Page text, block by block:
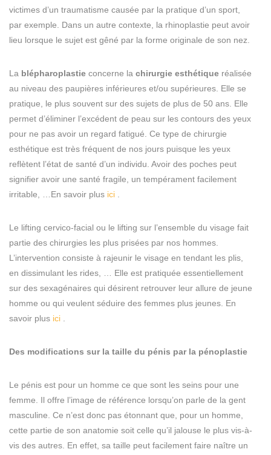
victimes d’un traumatisme causée par la pratique d’un sport,
par exemple. Dans un autre contexte, la rhinoplastie peut avoir
lieu lorsque le sujet est gêné par la forme originale de son nez.
La blépharoplastie concerne la chirurgie esthétique réalisée
au niveau des paupières inférieures et/ou supérieures. Elle se
pratique, le plus souvent sur des sujets de plus de 50 ans. Elle
permet d’éliminer l’excédent de peau sur les contours des yeux
pour ne pas avoir un regard fatigué. Ce type de chirurgie
esthétique est très fréquent de nos jours puisque les yeux
reflètent l’état de santé d’un individu. Avoir des poches peut
signifier avoir une santé fragile, un tempérament facilement
irritable, …En savoir plus ici
Le lifting cervico-facial ou le lifting sur l’ensemble du visage fait
partie des chirurgies les plus prisées par nos hommes.
L’intervention consiste à rajeunir le visage en tendant les plis,
en dissimulant les rides, … Elle est pratiquée essentiellement
sur des sexagénaires qui désirent retrouver leur allure de jeune
homme ou qui veulent séduire des femmes plus jeunes. En
savoir plus ici
Des modifications sur la taille du pénis par la pénoplastie
Le pénis est pour un homme ce que sont les seins pour une
femme. Il offre l’image de référence lorsqu’on parle de la gent
masculine. Ce n’est donc pas étonnant que, pour un homme,
cette partie de son anatomie soit celle qu’il jalouse le plus vis-à-
vis des autres. En effet, sa taille peut facilement faire naître un